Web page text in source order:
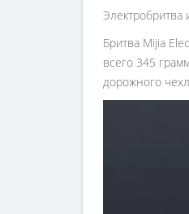
Бритва Mijia
всего 345
дорожного